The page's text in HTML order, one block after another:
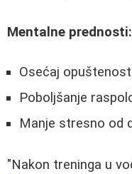
Mentalne prednosti:
Osećaj
Poboljšanje
Manje stresno od
"Nakon treninga u